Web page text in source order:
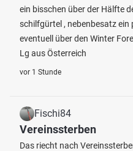
ein bisschen über der Hälfte
schilfgürtel , nebenbesatz ein
eventuell über den Winter
Lg aus Österreich
vor 1 Stunde
Fischi84
Vereinssterben
Das riecht nach